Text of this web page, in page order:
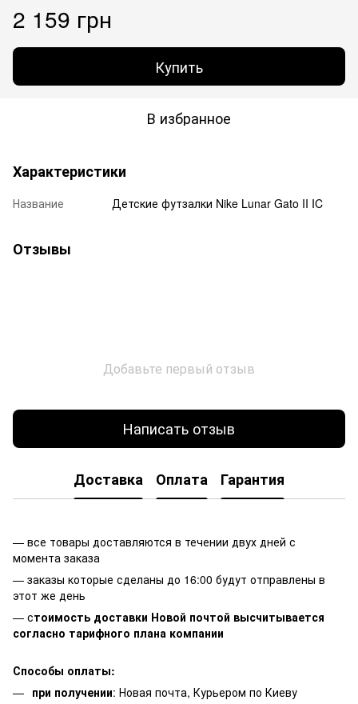
2 159 грн
Купить
В избранное
Характеристики
Название Детские футзалки Nike Lunar Gato II IC
Отзывы
Добавьте первый отзыв
Написать отзыв
Доставка Оплата Гарантия
— все товары доставляются в течении двух дней с
момента заказа
— заказы которые сделаны до 16:00 будут отправлены в
этот же день
— стоимость доставки Новой почтой высчитывается
согласно тарифного плана компании
Способы оплаты:
при получении: Новая почта, Курьером по Киеву